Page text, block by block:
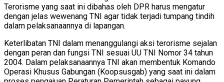
Terorisme yang saat ini dibahas oleh DPR harus mengatur
dengan jelas wewenang TNI agar tidak terjadi tumpang tindih
dalam pelaksanaannya di lapangan.
Keterlibatan TNI dalam menanggulangi aksi terorisme sejalan
dengan peran dan fungsi TNI sesuai UU TNI Nomor 34 tahun
2004. Dalam pelaksanaannya TNI akan membentuk Komando
Operasi Khusus Gabungan (Koopsusgab) yang saat ini dalam